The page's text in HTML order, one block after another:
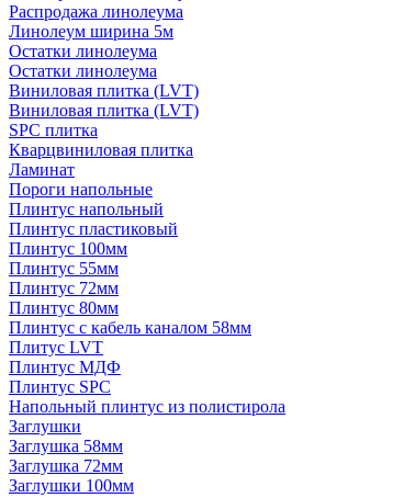
Распродажа линолеума
Линолеум ширина 5м
Остатки линолеума
Остатки линолеума
Виниловая плитка (LVT)
Виниловая плитка (LVT)
SPC плитка
Кварцвиниловая плитка
Ламинат
Пороги напольные
Плинтус напольный
Плинтус пластиковый
Плинтус 100мм
Плинтус 55мм
Плинтус 72мм
Плинтус 80мм
Плинтус с кабель каналом 58мм
Плитус LVT
Плинтус МДФ
Плинтус SPC
Напольный плинтус из полистирола
Заглушки
Заглушка 58мм
Заглушка 72мм
Заглушки 100мм